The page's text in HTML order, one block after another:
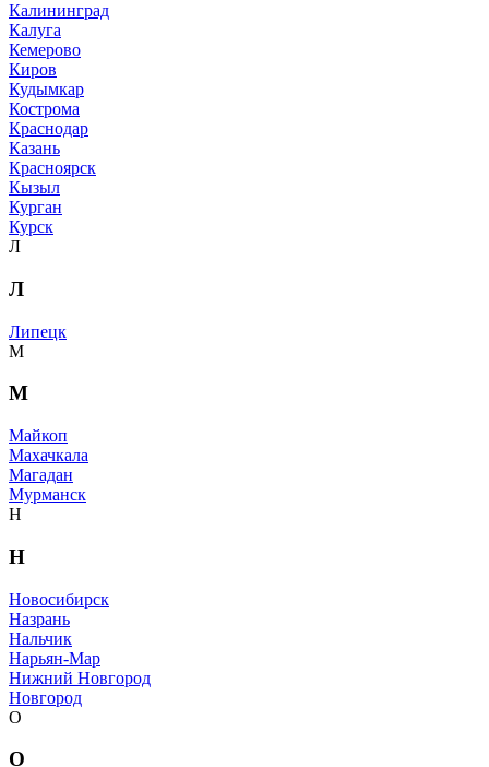
Калининград
Калуга
Кемерово
Киров
Кудымкар
Кострома
Краснодар
Казань
Красноярск
Кызыл
Курган
Курск
Л
Л
Липецк
М
М
Майкоп
Махачкала
Магадан
Мурманск
Н
Н
Новосибирск
Назрань
Нальчик
Нарьян-Мар
Нижний Новгород
Новгород
О
О